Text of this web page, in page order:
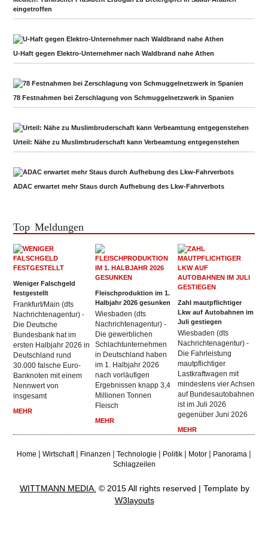
eingetroffen
U-Haft gegen Elektro-Unternehmer nach Waldbrand nahe Athen
78 Festnahmen bei Zerschlagung von Schmuggelnetzwerk in Spanien
Urteil: Nähe zu Muslimbruderschaft kann Verbeamtung entgegenstehen
ADAC erwartet mehr Staus durch Aufhebung des Lkw-Fahrverbots
Top Meldungen
Weniger Falschgeld
festgestellt
Frankfurt/Main (dts
Nachrichtenagentur) -
Die Deutsche
Bundesbank hat im
ersten Halbjahr 2026 in
Deutschland rund
30.000 falsche Euro-
Banknoten mit einem
Nennwert von
insgesamt
MEHR
Fleischproduktion im 1.
Halbjahr 2026 gesunken
Wiesbaden (dts
Nachrichtenagentur) -
Die gewerblichen
Schlachtunternehmen
in Deutschland haben
im 1. Halbjahr 2026
nach vorläufigen
Ergebnissen knapp 3,4
Millionen Tonnen
Fleisch
MEHR
Zahl mautpflichtiger
Lkw auf Autobahnen im
Juli gestiegen
Wiesbaden (dts
Nachrichtenagentur) -
Die Fahrleistung
mautpflichtiger
Lastkraftwagen mit
mindestens vier Achsen
auf Bundesautobahnen
ist im Juli 2026
gegenüber Juni 2026
MEHR
Home|Wirtschaft| Finanzen|Technologie| Politik| Motor| Panorama|
Schlagzeilen
WITTMANN MEDIA. © 2015 All rights reserved | Template by
W3layouts